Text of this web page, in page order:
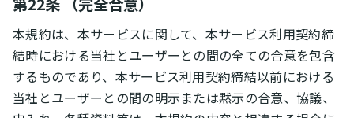
本規約は、本サービスに関して、本サービス利用契約締
結時における当社とユーザーとの間の全ての合意を包含
するものであり、本サービス利用契約締結以前における
当社とユーザーとの間の明示または黙示の合意、協議、